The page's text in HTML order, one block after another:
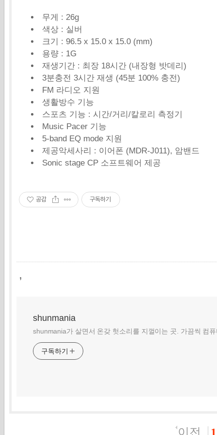
무게 : 26g
색상 : 실버
크기 : 96.5 x 15.0 x 15.0 (mm)
용량 : 1G
재생기간 : 최장 18시간 (내장형 밧데리)
3분충전 3시간 재생 (45분 100% 충전)
FM 라디오 지원
생활방수 기능
스포츠 기능 : 시간/거리/칼로리 측정기
Music Pacer 기능
5-band EQ mode 지원
제공악세사리 : 이어폰 (MDR-J011), 암밴드
Sonic stage CP 소프트웨어 제공
공감 구독하기
,
shunmania
shunmania가 살면서 온갖 헛소리를 지껄이는 곳. 가끔씩 컴
구독하기
이전 1